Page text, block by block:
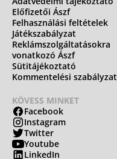
Előfizetői Ászf
Felhasználási feltételek
Játékszabályzat
Reklámszolgáltatásokra
vonatkozó Ászf
Sütitájékoztató
Kommentelési szabályzat
KÖVESS MINKET
Facebook
Instagram
Twitter
Youtube
LinkedIn